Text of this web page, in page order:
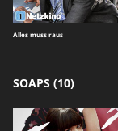
Alles muss raus
SOAPS (10)